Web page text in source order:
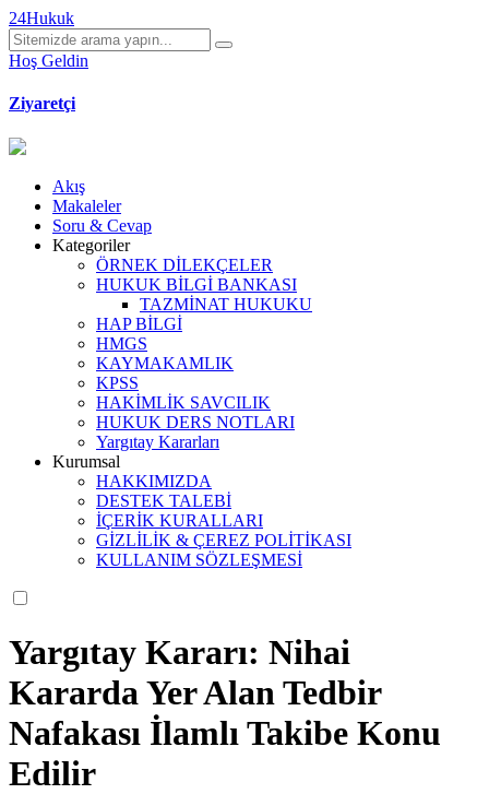
24Hukuk
Hoş Geldin
Ziyaretçi
Akış
Makaleler
Soru & Cevap
Kategoriler
ÖRNEK DİLEKÇELER
HUKUK BİLGİ BANKASI
TAZMİNAT HUKUKU
HAP BİLGİ
HMGS
KAYMAKAMLIK
KPSS
HAKİMLİK SAVCILIK
HUKUK DERS NOTLARI
Yargıtay Kararları
Kurumsal
HAKKIMIZDA
DESTEK TALEBİ
İÇERİK KURALLARI
GİZLİLİK & ÇEREZ POLİTİKASI
KULLANIM SÖZLEŞMESİ
Yargıtay Kararı: Nihai
Kararda Yer Alan Tedbir
Nafakası İlamlı Takibe Konu
Edilir